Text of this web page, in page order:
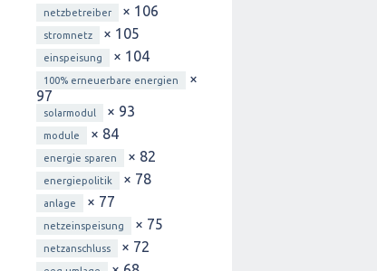
netzbetreiber × 106
stromnetz × 105
einspeisung × 104
100% erneuerbare energien
×
97
solarmodul × 93
module × 84
energie sparen × 82
energiepolitik × 78
anlage × 77
netzeinspeisung × 75
netzanschluss × 72